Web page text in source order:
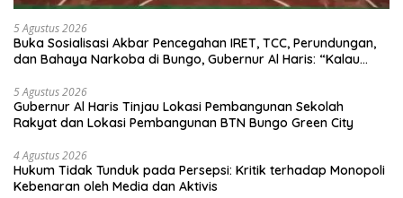
5 Agustus 2026
Buka Sosialisasi Akbar Pencegahan IRET, TCC, Perundungan,
dan Bahaya Narkoba di Bungo, Gubernur Al Haris: “Kalau
tangan”
5 Agustus 2026
Gubernur Al Haris Tinjau Lokasi Pembangunan Sekolah
Rakyat dan Lokasi Pembangunan BTN Bungo Green City
4 Agustus 2026
Hukum Tidak Tunduk pada Persepsi: Kritik terhadap Monopoli
Kebenaran oleh Media dan Aktivis